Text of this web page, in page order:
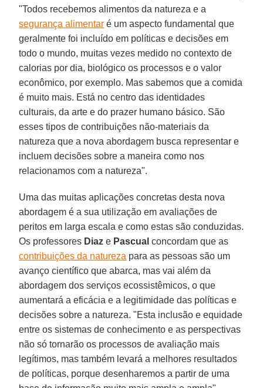
"Todos recebemos alimentos da natureza e a
segurança alimentar é um aspecto fundamental que
geralmente foi incluído em políticas e decisões em
todo o mundo, muitas vezes medido no contexto de
calorias por dia, biológico os processos e o valor
econômico, por exemplo. Mas sabemos que a comida
é muito mais. Está no centro das identidades
culturais, da arte e do prazer humano básico. São
esses tipos de contribuições não-materiais da
natureza que a nova abordagem busca representar e
incluem decisões sobre a maneira como nos
relacionamos com a natureza".
Uma das muitas aplicações concretas desta nova
abordagem é a sua utilização em avaliações de
peritos em larga escala e como estas são conduzidas.
Os professores Diaz e Pascual concordam que as
contribuições da natureza para as pessoas são um
avanço científico que abarca, mas vai além da
abordagem dos serviços ecossistêmicos, o que
aumentará a eficácia e a legitimidade das políticas e
decisões sobre a natureza. "Esta inclusão e equidade
entre os sistemas de conhecimento e as perspectivas
não só tornarão os processos de avaliação mais
legítimos, mas também levará a melhores resultados
de políticas, porque desenharemos a partir de uma